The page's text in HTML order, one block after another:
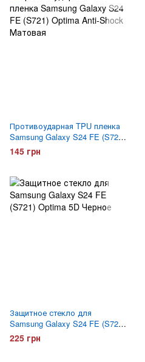
Противоударная TPU пленка
Samsung Galaxy S24 FE (S721)
Optima Anti-Shock Матовая
145 грн
Защитное стекло для
Samsung Galaxy S24 FE (S721)
Optima 5D Черное
225 грн